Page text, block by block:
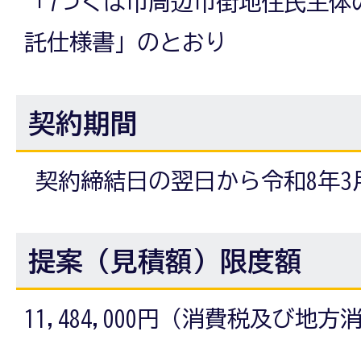
託仕様書」のとおり
契約期間
契約締結日の翌日から令和8年3
提案（見積額）限度額
11,484,000円（消費税及び地方